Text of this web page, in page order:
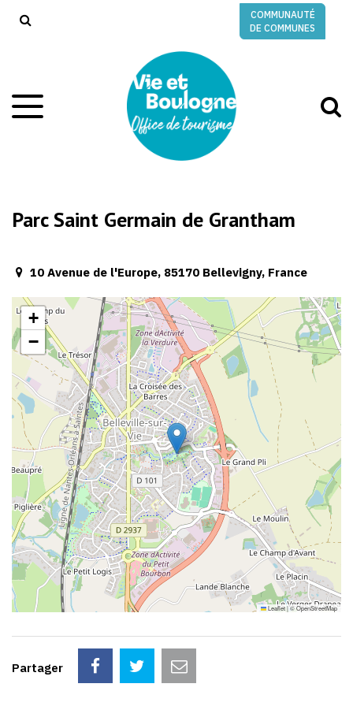
COMMUNAUTÉ
DE COMMUNES
Aller
à
Parc Saint Germain de Grantham
10 Avenue de l'Europe, 85170 Bellevigny, France
+
−
Leaflet|©OpenStreetMap
Partager